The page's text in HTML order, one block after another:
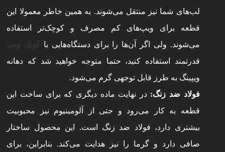
لب‌های شما نیز منتقل می‌شوند. به همین خاطر معمولا این
قطعه برای ویپ‌های کم مصرف و کوچک‌تر استفاده
می‌شوند. ولی اگر آن‌ها را برای دستگاه‌هایی با
قدرتمند استفاده کنید، حتما متوجه خواهید شد که دهانه
ویپینگ به طرز قابل توجهی گرم می‌شود.
فولاد ضد زنگ:در نهایت ماده دیگری که برای ساخت این
قطعه به کار می‌رود و حتی از آلومینیوم نیز محبوبیت
بیشتری دارد، فولاد ضد زنگ است. این محصول ساختار
صافی دارد و گرما را نیز هدایت می‌کند. بنابراین، برای